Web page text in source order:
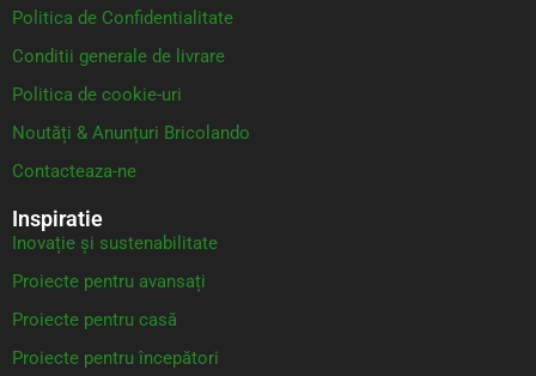
Politica de Confidentialitate
Conditii generale de livrare
Politica de cookie-uri
Noutăți & Anunțuri Bricolando
Contacteaza-ne
Inspiratie
Inovație și sustenabilitate
Proiecte pentru avansați
Proiecte pentru casă
Proiecte pentru începători